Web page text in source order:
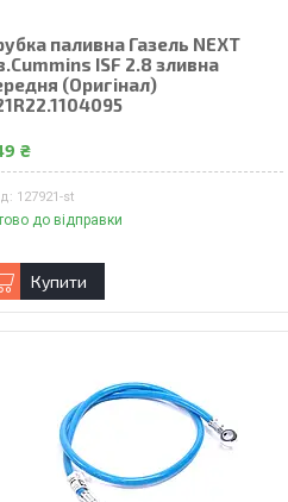
паливна Газель NEXT
ISF 2.8 зливна
(Оригiнал)
₴
127921-st
до відправки
Купити